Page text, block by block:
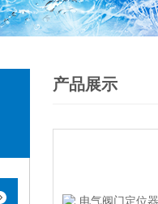
产品展示